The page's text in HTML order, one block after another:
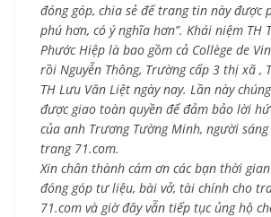
đóng góp, chia sẻ để trang tin này được
phú hơn, có ý nghĩa hơn”. Khái niệm TH
Phước Hiệp là bao gồm cả Collège de
rồi Nguyễn Thông, Trường cấp 3 thị xã ,
TH Lưu Văn Liệt ngày nay. Lần này
được giao toàn quyền để đảm bảo lời
của anh Trương Tường Minh, người
trang 71.com.
Xin chân thành cám ơn các bạn thời
đóng góp tư liệu, bài vở, tài chính cho
71.com và giờ đây vẫn tiếp tục ủng hộ